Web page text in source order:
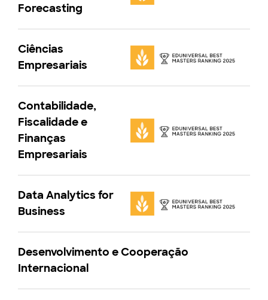
Forecasting
Ciências
Empresariais
Contabilidade,
Fiscalidade e
Finanças
Empresariais
Data Analytics for
Business
Desenvolvimento e Cooperação
Internacional